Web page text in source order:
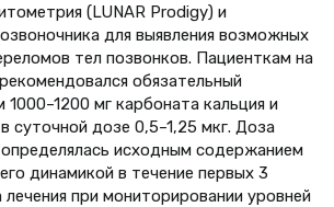
(LUNAR Prodigy) и
для выявления возможных
тел позвонков. Пациенткам на
обязательный
мг карбоната кальция и
суточной дозе 0,5–1,25 мкг. Доза
исходным содержанием
динамикой в течение первых 3
лечения при мониторировании уровней